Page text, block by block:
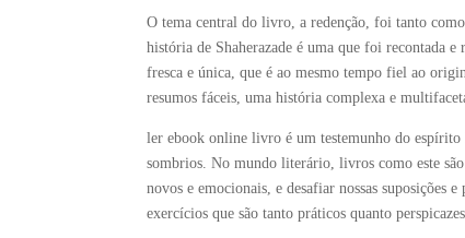
O tema central do livro, a redenção, foi tanto
história de Shaherazade é uma que foi recontada
fresca e única, que é ao mesmo tempo fiel ao
resumos fáceis, uma história complexa e
ler ebook online livro é um testemunho do espírito
sombrios. No mundo literário, livros como este
novos e emocionais, e desafiar nossas
exercícios que são tanto práticos quanto